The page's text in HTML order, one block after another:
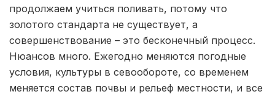
продолжаем учиться поливать, потому что
золотого стандарта не существует, а
совершенствование – это бесконечный процесс.
Нюансов много. Ежегодно меняются погодные
условия, культуры в севообороте, со временем
меняется состав почвы и рельеф местности, и все